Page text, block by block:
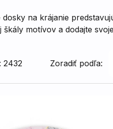
dosky na krájanie
škály motívov a dodajte
2432 Zoradiť podľa: